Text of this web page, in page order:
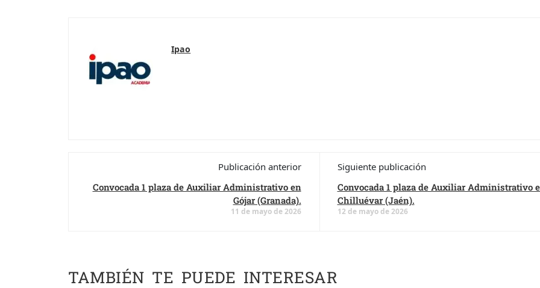
Ipao
Publicación anterior
Convocada 1 plaza de Auxiliar Administrativo en
Gójar (Granada).
11 de mayo de 2026
Siguiente publicación
Convocada 1 plaza de Auxiliar Administrativo
Chilluévar (Jaén).
12 de mayo de 2026
TAMBIÉN TE PUEDE INTERESAR